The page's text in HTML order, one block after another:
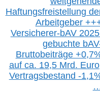
Haftungsfreistellung
Arbeitgeber
Versicherer-bAV
gebuchte
Bruttobeiträge +
auf ca. 19,5 Mrd.
Vertragsbestand -